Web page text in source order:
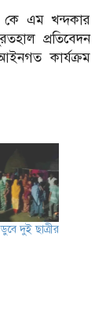
কে এম খন্দকার
প্রতিবেদন
কার্যক্রম
দুই ছাত্রীর